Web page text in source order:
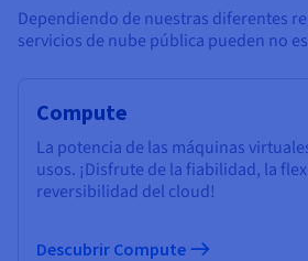
Dependiendo de nuestras diferentes
servicios de nube pública pueden no
Compute
La potencia de las máquinas
usos. ¡Disfrute de la fiabilidad, la
reversibilidad del cloud!
Descubrir Compute